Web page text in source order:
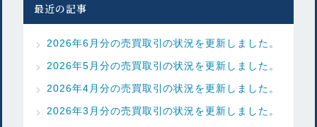
最近の記事
2026年6月分の売買取引の状況を更新しました。
2026年5月分の売買取引の状況を更新しました。
2026年4月分の売買取引の状況を更新しました。
2026年3月分の売買取引の状況を更新しました。